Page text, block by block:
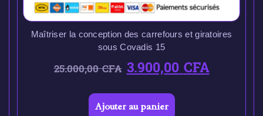
Maîtriser la conception des carrefours et giratoires
sous Covadis 15
25.000,00CFA 3.900,00CFA
Ajouter au panier